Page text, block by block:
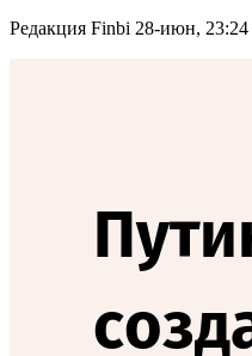
Редакция Finbi 28-июн, 23:24